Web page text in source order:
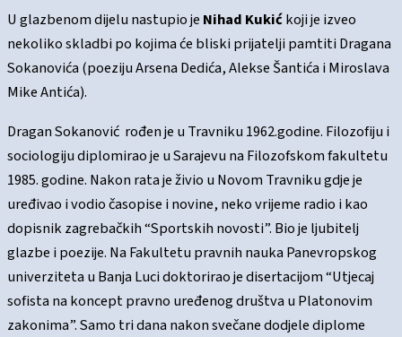
U glazbenom dijelu nastupio je Nihad Kukićkoji je izveo
nekoliko skladbi po kojima će bliski prijatelji pamtiti Dragana
Sokanovića (poeziju Arsena Dedića, Alekse Šantića i Miroslava
Mike Antića).
Dragan Sokanović rođen je u Travniku 1962.godine. Filozofiju i
sociologiju diplomirao je u Sarajevu na Filozofskom fakultetu
1985. godine. Nakon rata je živio u Novom Travniku gdje je
uređivao i vodio časopise i novine, neko vrijeme radio i kao
dopisnik zagrebačkih “Sportskih novosti”. Bio je ljubitelj
glazbe i poezije. Na Fakultetu pravnih nauka Panevropskog
univerziteta u Banja Luci doktorirao je disertacijom “Utjecaj
sofista na koncept pravno uređenog društva u Platonovim
zakonima”. Samo tri dana nakon svečane dodjele diplome